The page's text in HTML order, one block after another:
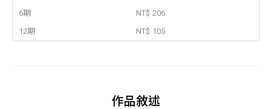
6期
NT$ 206
12期
NT$ 105
作品敘述